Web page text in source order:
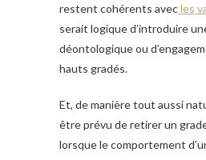
restent cohérents avecles
serait logique d’introduire
déontologique ou
hauts gradés.
Et, de manière tout aussi
être prévu de retirer un
lorsque le comportement